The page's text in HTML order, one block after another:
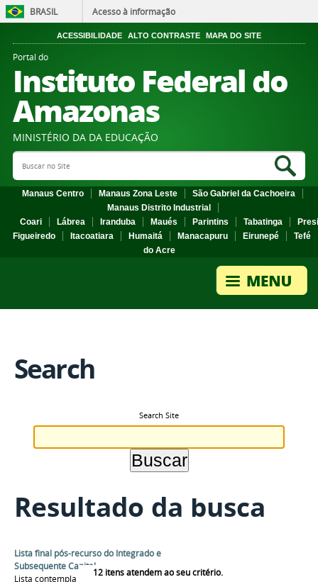
BRASIL Acesso à informação
ACESSIBILIDADE ALTO CONTRASTE MAPA DO SITE
Portal do
Instituto Federal do
Amazonas
MINISTÉRIO DA DA EDUCAÇÃO
Search Site
Manaus Centro Manaus Zona Leste
São Gabriel da Cachoeira
Manaus Distrito Industrial
Coari
Lábrea Iranduba Maués Parintins Tabatinga
Figueiredo
Itacoatiara Humaitá Manacapuru Eirunepé
Tefé
do Acre
Search
Search Site
Resultado da busca
12 itens atendem ao seu critério.
Lista final pós-recurso do Integrado e
Subsequente Capital
Lista contempla os recursos impetrados de